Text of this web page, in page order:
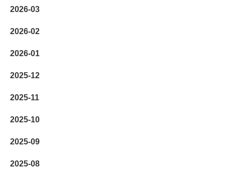
2026-03
2026-02
2026-01
2025-12
2025-11
2025-10
2025-09
2025-08